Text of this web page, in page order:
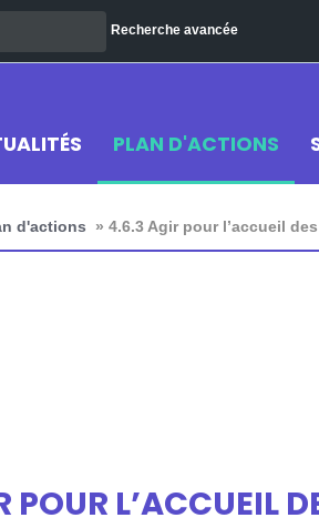
Recherche avancée
PLAN D'ACTIONS
d'actions » 4.6.3 Agir pour l’accueil
L’ACCUEIL